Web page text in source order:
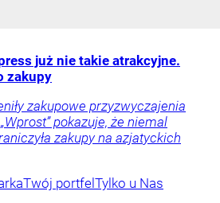
już nie takie atrakcyjne.
zakupy
zakupowe przyzwyczajenia
pokazuje, że niemal
zakupy na azjatyckich
Twój portfel Tylko u Nas